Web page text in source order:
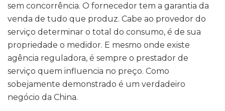
sem concorrência. O fornecedor tem a garantia da
venda de tudo que produz. Cabe ao provedor do
serviço determinar o total do consumo, é de sua
propriedade o medidor. E mesmo onde existe
agência reguladora, é sempre o prestador de
serviço quem influencia no preço. Como
sobejamente demonstrado é um verdadeiro
negócio da China.